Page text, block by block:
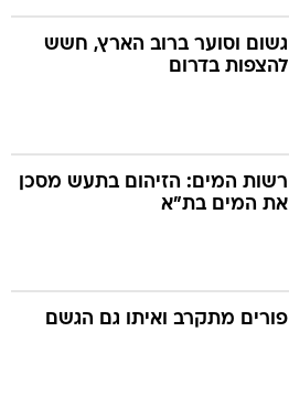
גשום וסוער ברוב הארץ, חשש
להצפות בדרום
רשות המים: הזיהום בתעש מסכן
את המים בת"א
פורים מתקרב ואיתו גם הגשם